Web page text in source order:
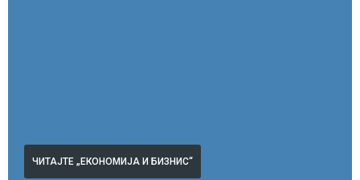
ЧИТАЈТЕ „ЕКОНОМИЈА И БИЗНИС“